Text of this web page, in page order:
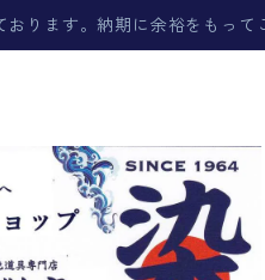
ります。納期に余裕をもって